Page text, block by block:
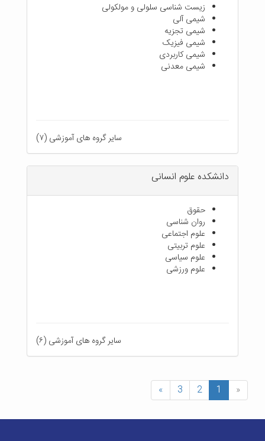
زیست شناسی سلولی و مولکولی
شیمی آلی
شیمی تجزیه
شیمی فیزیک
شیمی کاربردی
شیمی معدنی
سایر گروه های آموزشی (۷)
دانشکده علوم انسانی
حقوق
روان شناسی
علوم اجتماعی
علوم تربیتی
علوم سیاسی
علوم ورزشی
سایر گروه های آموزشی (۶)
«
1
2
3
»